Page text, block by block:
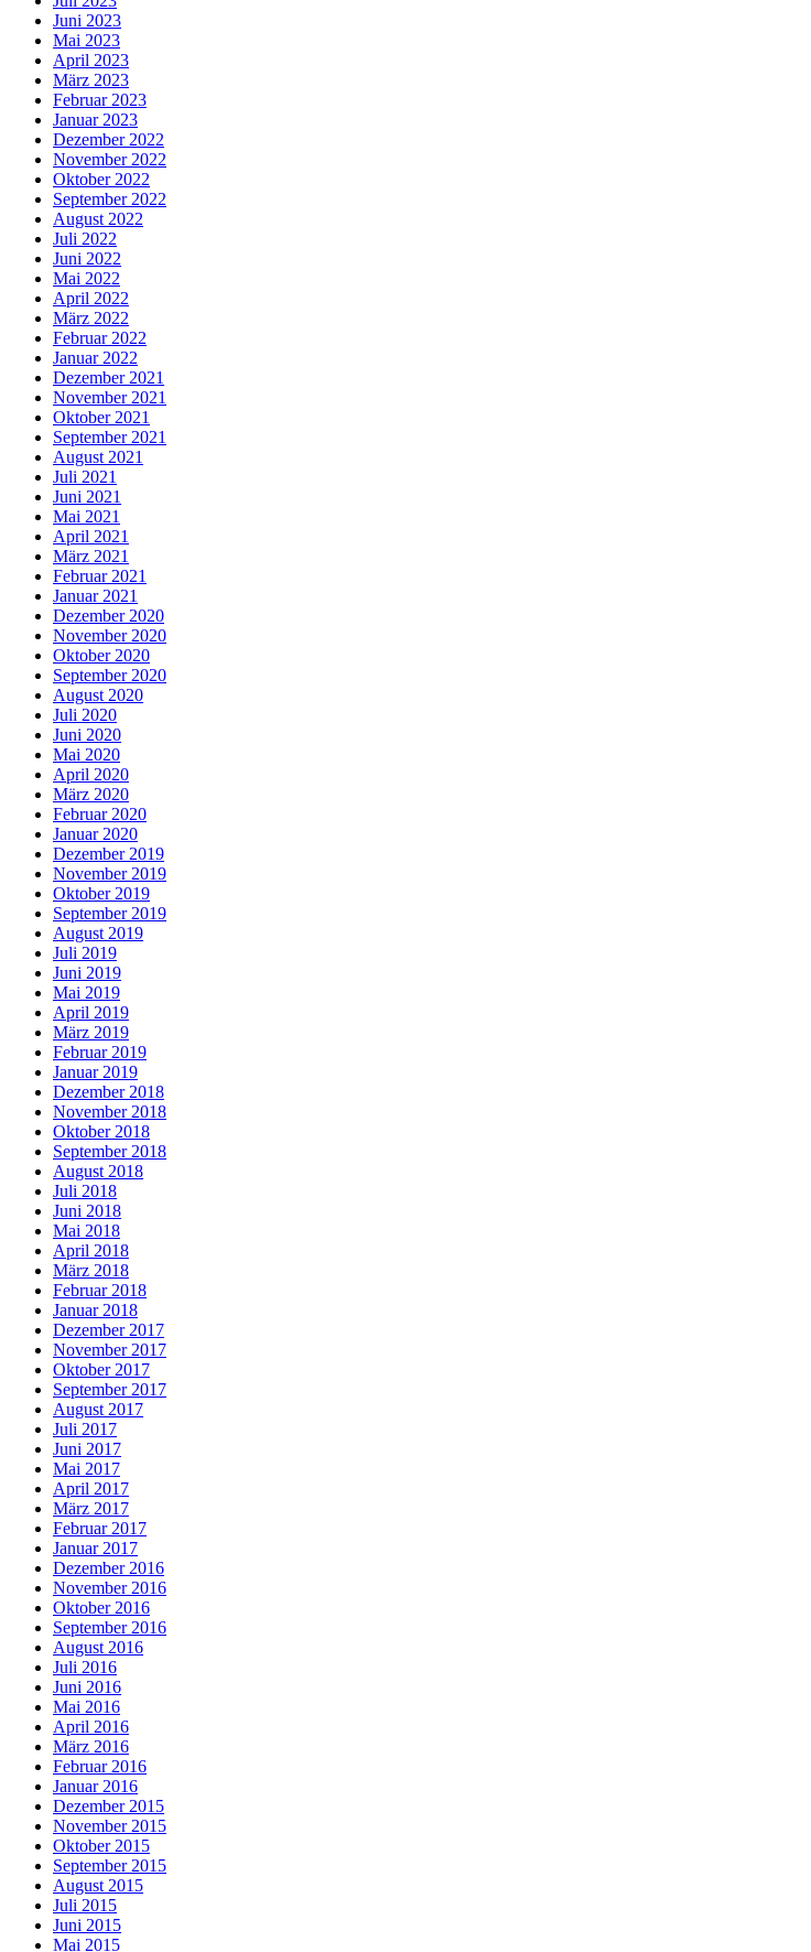
Juni 2023
Mai 2023
April 2023
März 2023
Februar 2023
Januar 2023
Dezember 2022
November 2022
Oktober 2022
September 2022
August 2022
Juli 2022
Juni 2022
Mai 2022
April 2022
März 2022
Februar 2022
Januar 2022
Dezember 2021
November 2021
Oktober 2021
September 2021
August 2021
Juli 2021
Juni 2021
Mai 2021
April 2021
März 2021
Februar 2021
Januar 2021
Dezember 2020
November 2020
Oktober 2020
September 2020
August 2020
Juli 2020
Juni 2020
Mai 2020
April 2020
März 2020
Februar 2020
Januar 2020
Dezember 2019
November 2019
Oktober 2019
September 2019
August 2019
Juli 2019
Juni 2019
Mai 2019
April 2019
März 2019
Februar 2019
Januar 2019
Dezember 2018
November 2018
Oktober 2018
September 2018
August 2018
Juli 2018
Juni 2018
Mai 2018
April 2018
März 2018
Februar 2018
Januar 2018
Dezember 2017
November 2017
Oktober 2017
September 2017
August 2017
Juli 2017
Juni 2017
Mai 2017
April 2017
März 2017
Februar 2017
Januar 2017
Dezember 2016
November 2016
Oktober 2016
September 2016
August 2016
Juli 2016
Juni 2016
Mai 2016
April 2016
März 2016
Februar 2016
Januar 2016
Dezember 2015
November 2015
Oktober 2015
September 2015
August 2015
Juli 2015
Juni 2015
Mai 2015